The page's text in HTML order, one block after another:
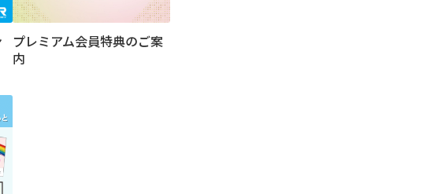
プレミアム会員特典のご案
内